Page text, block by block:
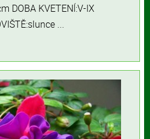
DOBA KVETENÍ:V-IX
...